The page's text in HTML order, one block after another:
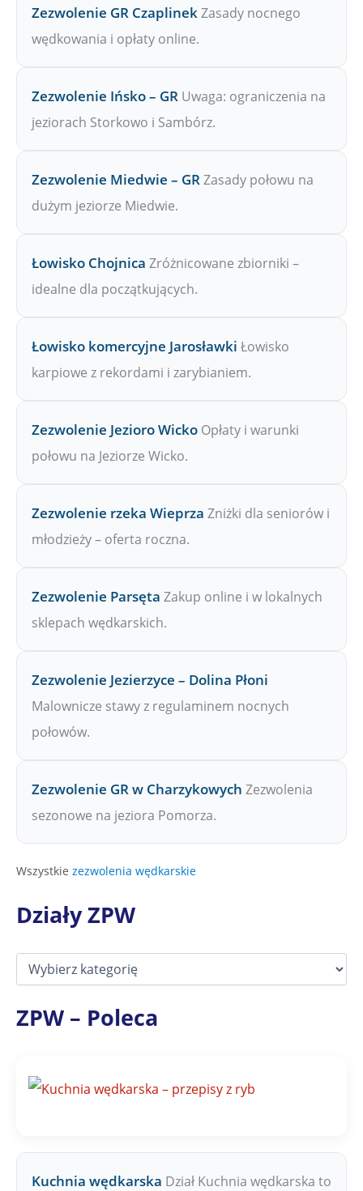
Zezwolenie GR CzaplinekZasady nocnego
wędkowania i opłaty online.
Zezwolenie Ińsko – GR Uwaga: ograniczenia na
jeziorach Storkowo i Sambórz.
Zezwolenie Miedwie – GRZasady połowu na
dużym jeziorze Miedwie.
Łowisko Chojnica Zróżnicowane zbiorniki –
idealne dla początkujących.
Łowisko komercyjne Jarosławki Łowisko
karpiowe z rekordami i zarybianiem.
Zezwolenie Jezioro Wicko Opłaty i warunki
połowu na Jeziorze Wicko.
Zezwolenie rzeka Wieprza Zniżki dla seniorów i
młodzieży – oferta roczna.
Zezwolenie Parsęta Zakup online i w lokalnych
sklepach wędkarskich.
Zezwolenie Jezierzyce – Dolina Płoni
Malownicze stawy z regulaminem nocnych
połowów.
Zezwolenie GR w Charzykowych Zezwolenia
sezonowe na jeziora Pomorza.
Wszystkie zezwolenia wędkarskie
Działy ZPW
D
a
łZPW – Poleca
Kuchnia wędkarska Dział Kuchnia wędkarska to